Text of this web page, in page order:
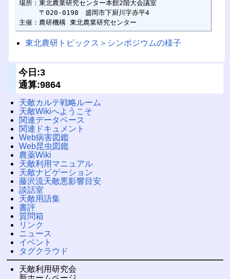
場所：東北農業研究センター本館2階大会議室
〒020-0198　盛岡市下厨川字赤平4
主催：農研機構 東北農業研究センター
東北農研トピックス＞シンポジウムの様子
今日:3
通算:9864
天敵カルテ戦略ルーム
天敵Wikiへようこそ
関連データベース
関連ドキュメント
Web病害図鑑
Web昆虫図鑑
農薬Wiki
天敵利用マニュアル
天敵ナビゲーション
藤沢流天敵悪影響目安
談話室
天敵用語集
書評
質問箱
リンク
ニュース
イベント
タグクラウド
天敵利用研究会